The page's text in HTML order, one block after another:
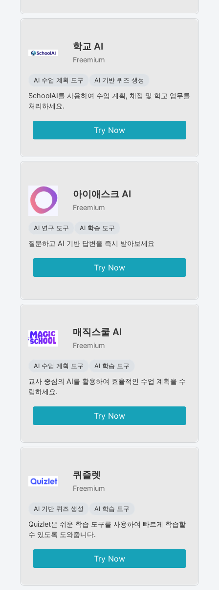
학교 AI
Freemium
AI 수업 계획 도구 AI 기반 퀴즈 생성
SchoolAI를 사용하여 수업 계획, 채점 및 학교 업무를
처리하세요.
Try Now
아이애스크 AI
Freemium
AI 연구 도구 AI 학습 도구
질문하고 AI 기반 답변을 즉시 받아보세요
Try Now
매직스쿨 AI
Freemium
AI 수업 계획 도구 AI 학습 도구
교사 중심의 AI를 활용하여 효율적인 수업 계획을 수
립하세요.
Try Now
퀴즐렛
Freemium
AI 기반 퀴즈 생성 AI 학습 도구
Quizlet은 쉬운 학습 도구를 사용하여 빠르게 학습할
수 있도록 도와줍니다.
Try Now